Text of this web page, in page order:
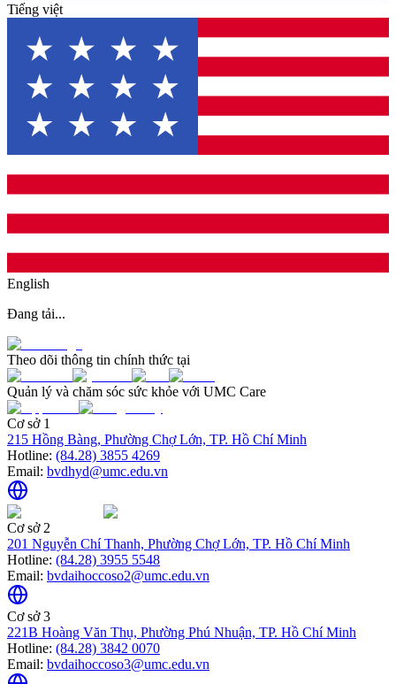
Tiếng việt
English
Đang tải...
Theo dõi thông tin chính thức tại
Quản lý và chăm sóc sức khỏe với UMC Care
Cơ sở 1
215 Hồng Bàng, Phường Chợ Lớn, TP. Hồ Chí Minh
Hotline: (84.28) 3855 4269
Email: bvdhyd@umc.edu.vn
Cơ sở 2
201 Nguyễn Chí Thanh, Phường Chợ Lớn, TP. Hồ Chí Minh
Hotline: (84.28) 3955 5548
Email: bvdaihoccoso2@umc.edu.vn
Cơ sở 3
221B Hoàng Văn Thụ, Phường Phú Nhuận, TP. Hồ Chí Minh
Hotline: (84.28) 3842 0070
Email: bvdaihoccoso3@umc.edu.vn